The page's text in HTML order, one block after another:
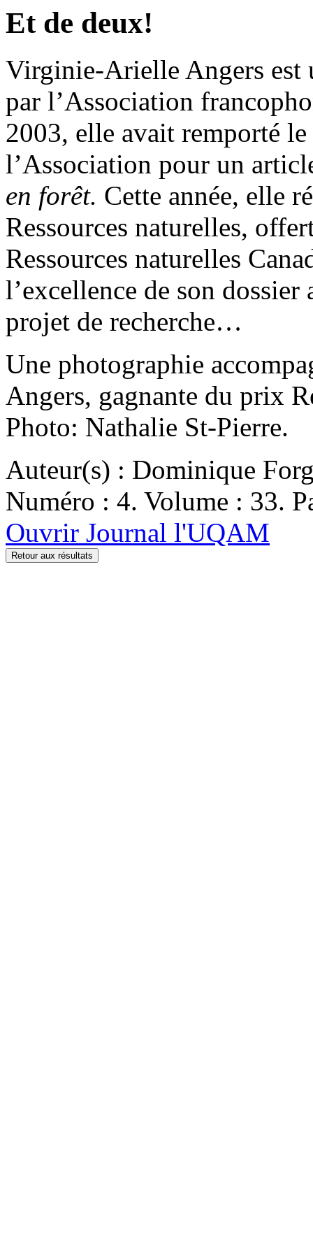
Et de deux!
Virginie-Arielle Angers est
par l’Association
2003, elle avait remporté
l’Association pour un
en forêt. Cette année, elle
Ressources naturelles,
Ressources naturelles
l’excellence de son
projet de recherche…
Une photographie
Angers, gagnante du prix
Photo: Nathalie St-Pierre.
Auteur(s) : Dominique
Numéro : 4. Volume : 33.
Ouvrir Journal l'UQAM
Retour aux résultats